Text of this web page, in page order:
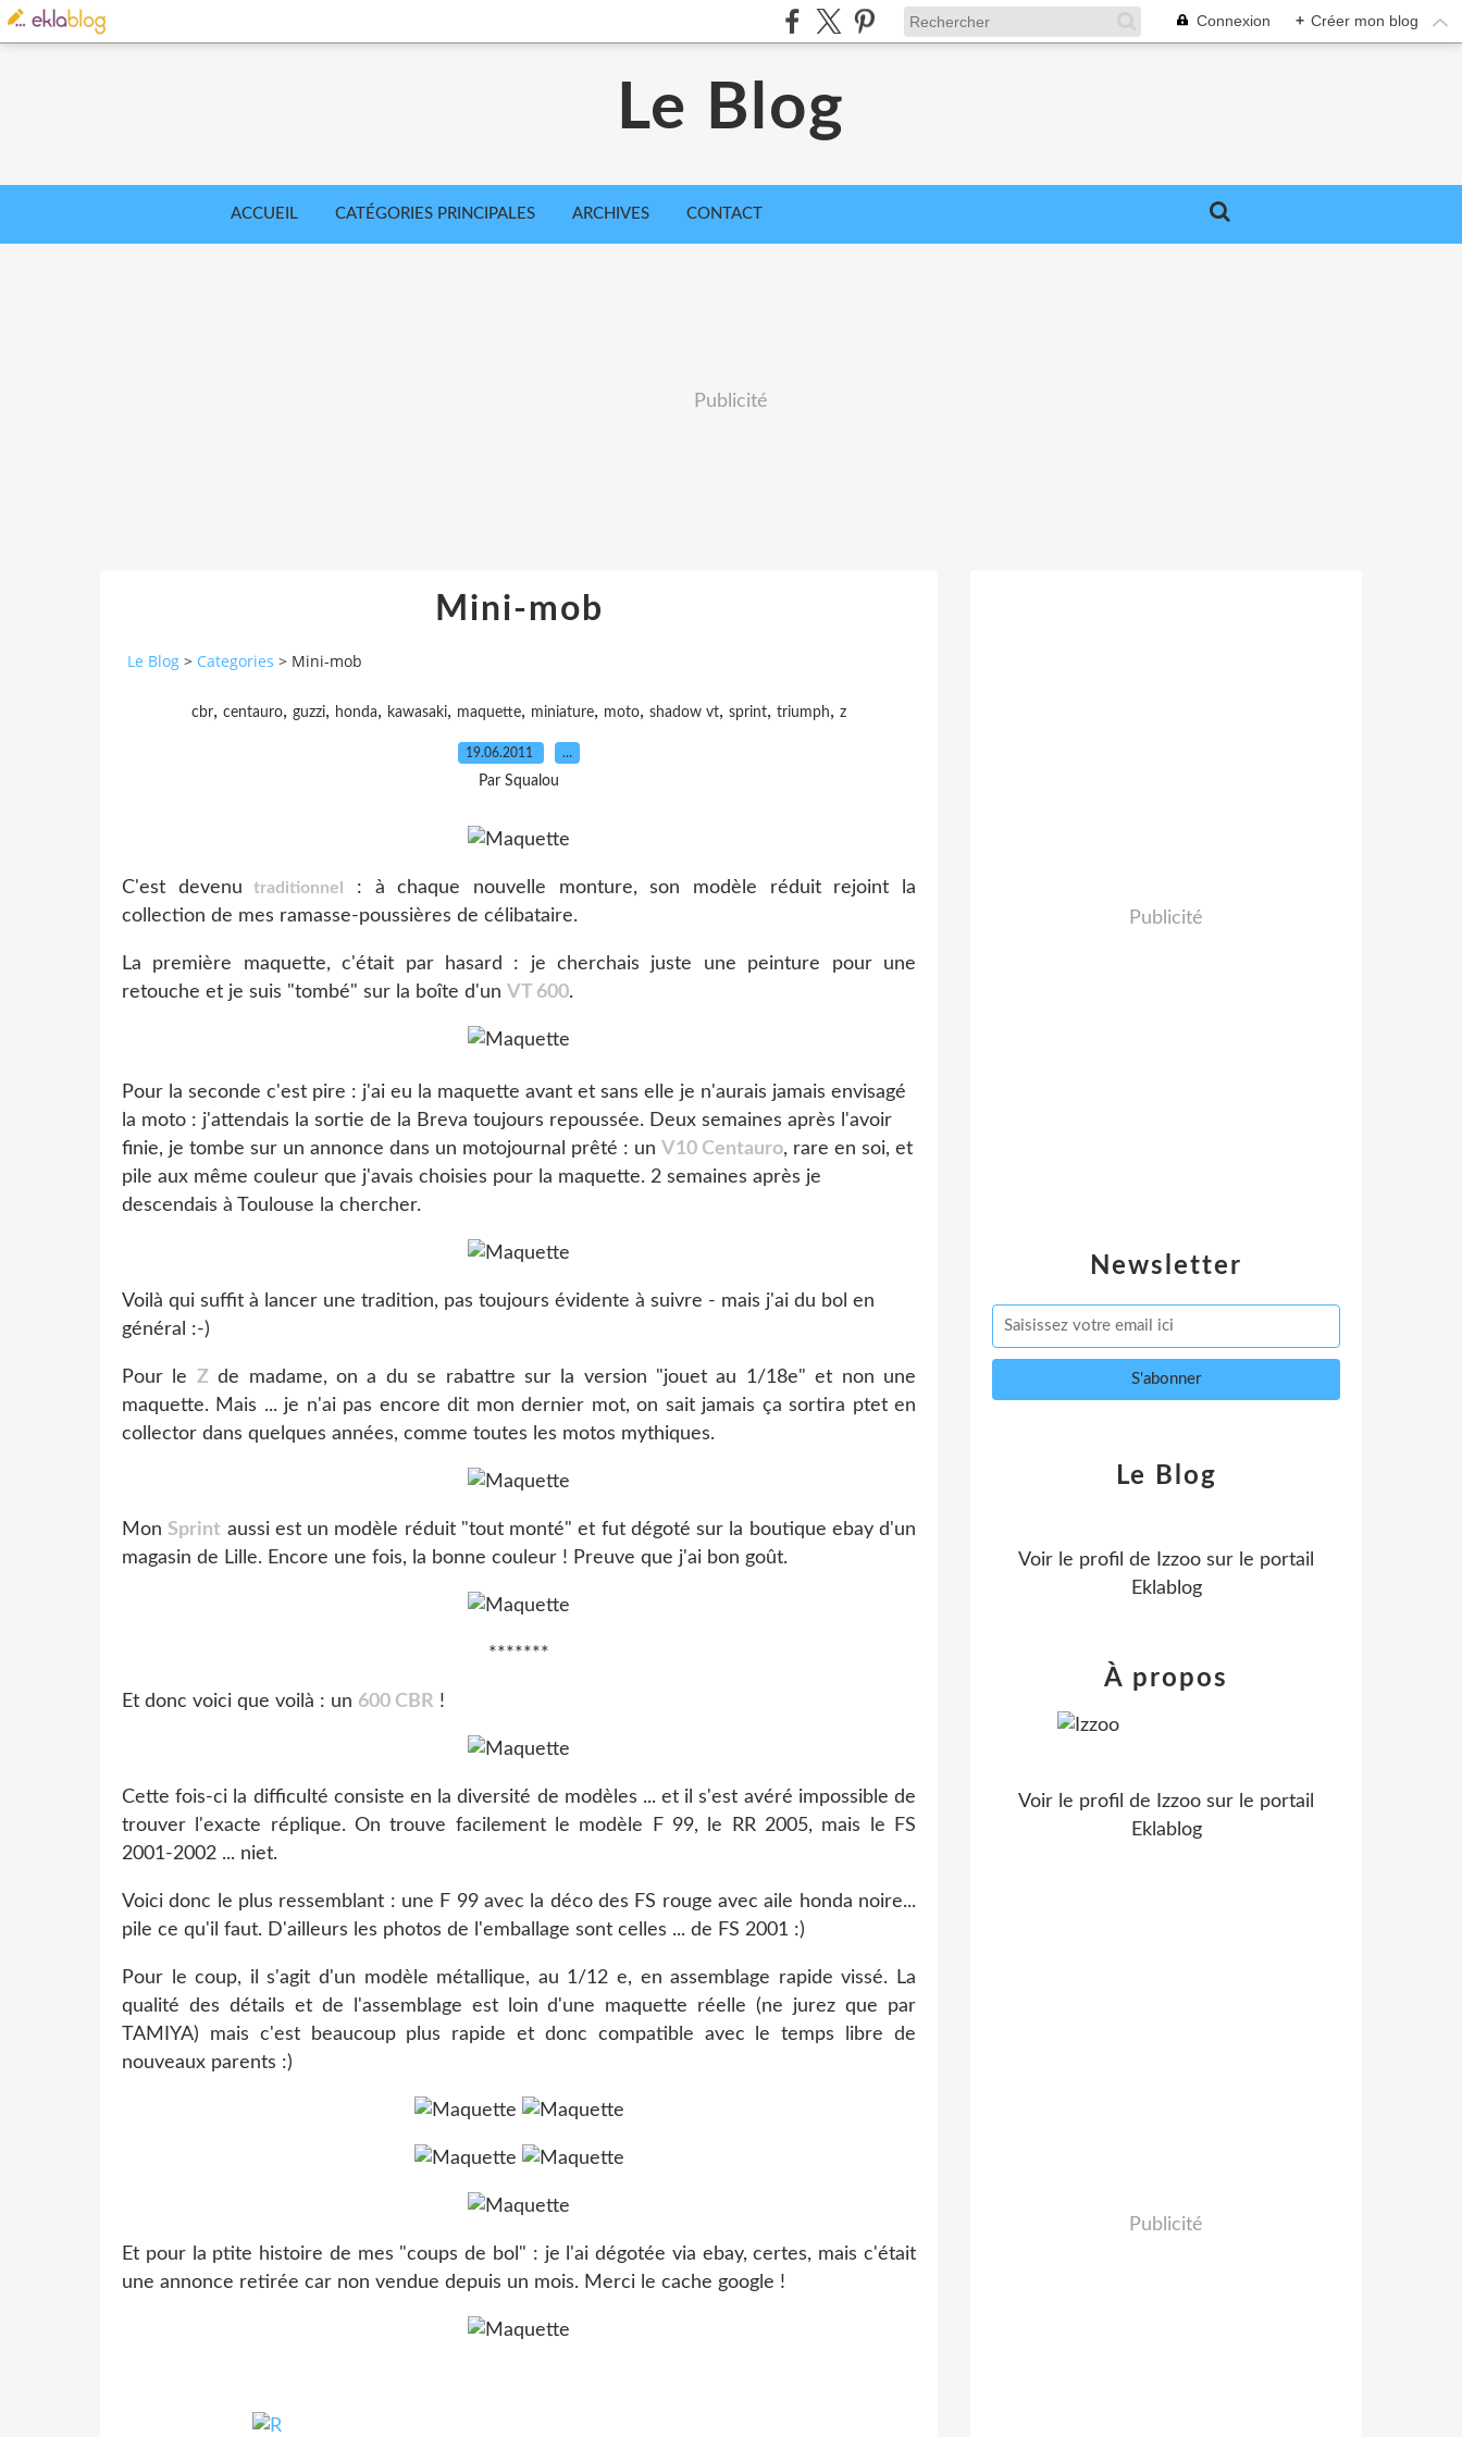
Connexion + Créer mon blog
Le Blog
ACCUEIL CATÉGORIES PRINCIPALES ARCHIVES CONTACT
Publicité
Mini-mob
Le Blog > Categories > Mini-mob
cbr, centauro, guzzi, honda, kawasaki, maquette, miniature, moto, shadow vt, sprint, triumph, z
19.06.2011 …
Par Squalou
C'est devenu traditionnel
: à chaque nouvelle monture, son modèle réduit rejoint la
collection de mes ramasse-poussières de célibataire.
La première maquette, c'était par hasard : je cherchais juste une peinture pour une
retouche et je suis "tombé" sur la boîte d'un VT 600.
Pour la seconde c'est pire : j'ai eu la maquette avant et sans elle je n'aurais jamais envisagé
la moto : j'attendais la sortie de la Breva toujours repoussée. Deux semaines après l'avoir
finie, je tombe sur un annonce dans un motojournal prêté : un V10 Centauro, rare en soi, et
pile aux même couleur que j'avais choisies pour la maquette. 2 semaines après je
descendais à Toulouse la chercher.
Voilà qui suffit à lancer une tradition, pas toujours évidente à suivre - mais j'ai du bol en
général :-)
Pour le Z de madame, on a du se rabattre sur la version "jouet au 1/18e" et non une
maquette. Mais ... je n'ai pas encore dit mon dernier mot, on sait jamais ça sortira ptet en
collector dans quelques années, comme toutes les motos mythiques.
Mon Sprint aussi est un modèle réduit "tout monté" et fut dégoté sur la boutique ebay d'un
magasin de Lille. Encore une fois, la bonne couleur ! Preuve que j'ai bon goût.
*******
Et donc voici que voilà : un 600 CBR !
Cette fois-ci la difficulté consiste en la diversité de modèles ... et il s'est avéré impossible de
trouver l'exacte réplique. On trouve facilement le modèle F 99, le RR 2005, mais le FS
2001-2002 ... niet.
Voici donc le plus ressemblant : une F 99 avec la déco des FS rouge avec aile honda noire...
pile ce qu'il faut. D'ailleurs les photos de l'emballage sont celles ... de FS 2001 :)
Pour le coup, il s'agit d'un modèle métallique, au 1/12 e, en assemblage rapide vissé. La
qualité des détails et de l'assemblage est loin d'une maquette réelle (ne jurez que par
TAMIYA) mais c'est beaucoup plus rapide et donc compatible avec le temps libre de
nouveaux parents :)
Et pour la ptite histoire de mes "coups de bol" : je l'ai dégotée via ebay, certes, mais c'était
une annonce retirée car non vendue depuis un mois. Merci le cache google !
Newsletter
Publicité
Le Blog
Voir le profil de Izzoo sur le portail
Eklablog
À propos
Voir le profil de Izzoo sur le portail
Eklablog
Publicité